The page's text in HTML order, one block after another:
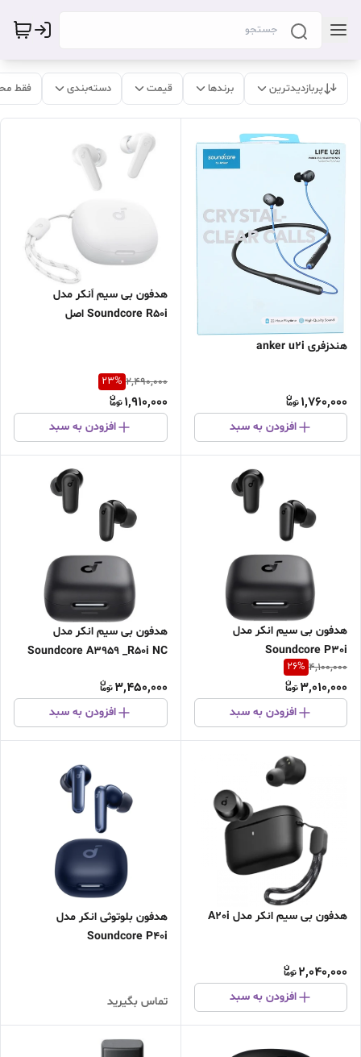
پربازدیدترین برندها قیمت دسته‌بندی فقط
هندزفری anker u2i
1,760,000
افزودن به سبد
هدفون بی سیم اَنکر مدل
Soundcore R50i اصل
2,490,000
23%
1,910,000
افزودن به سبد
هدفون بی سیم انکر مدل
Soundcore P30i
4,100,000
26%
3,010,000
افزودن به سبد
هدفون بی سیم انکر مدل
Soundcore A3959 _R50i NC
3,450,000
افزودن به سبد
هدفون بی سیم انکر مدل A20i
2,040,000
افزودن به سبد
هدفون بلوتوثی انکر مدل
Soundcore P40i
تماس بگیرید